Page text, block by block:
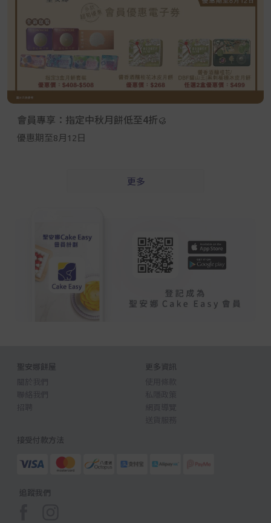
會員專享：指定中秋月餅低至4折🥮
優惠期至8月12日
更多
聖安娜餅屋
更多資訊
接受付款方法
追蹤我們